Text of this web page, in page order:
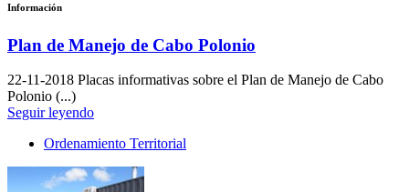
Información
Plan de Manejo de Cabo Polonio
22-11-2018 Placas informativas sobre el Plan de Manejo de Cabo
Polonio (...)
Seguir leyendo
Ordenamiento Territorial